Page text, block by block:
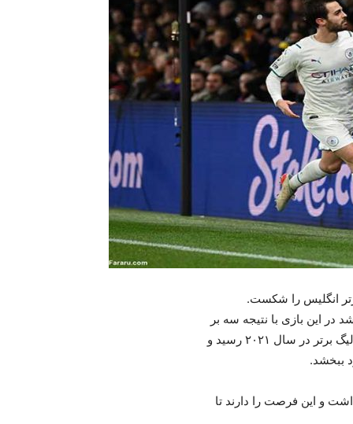
انگلیس را شکست.
این بازی با نتیجه سه بر
یک به برتری برسد. منچسترسیتی با این برد به سی و یک برد در لیگ برتر در سال ۲۰۲۱ رسید و
و این فرصت را دارند تا